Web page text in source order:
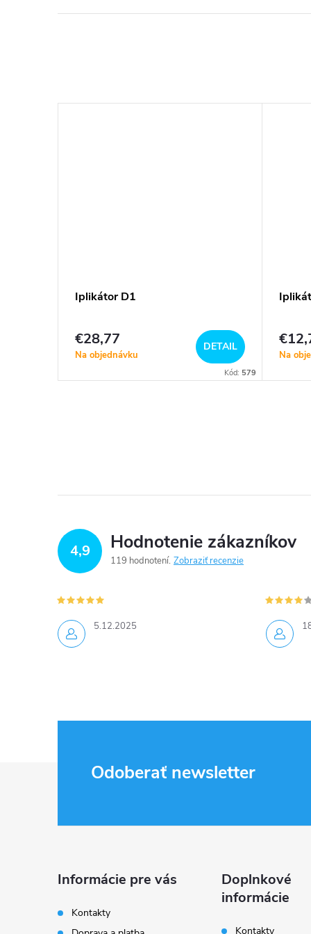
Iplikátor D1
€28,77
Na objednávku
DETAIL
Kód: 579
Na
4,9 Hodnotenie zákazníkov
119 hodnotení Zobraziť recenzie
5.12.2025
Odoberať newsletter
Informácie pre vás
Kontakty
Doplnkové
informácie
Kontakty